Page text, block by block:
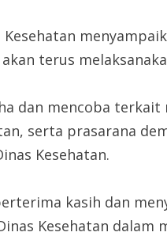
terus
dan mencoba
serta prasarana
Kesehatan.
kasih dan
Kesehatan dalam